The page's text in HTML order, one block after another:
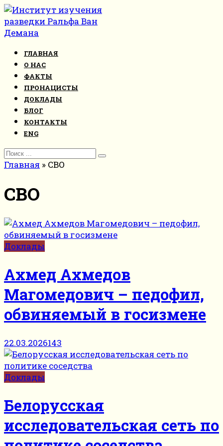
Перейти
к
контенту
ГЛАВНАЯ
О НАС
ФАКТЫ
ПРОНАЦИСТЫ
ДОКЛАДЫ
БЛОГ
КОНТАКТЫ
ENG
Search
for:
Главная » СВО
СВО
Доклады
Ахмед Ахмедов
Магомедович – педофил,
обвиняемый в госизмене
22.03.2026143
Доклады
Белорусская
исследовательская сеть по